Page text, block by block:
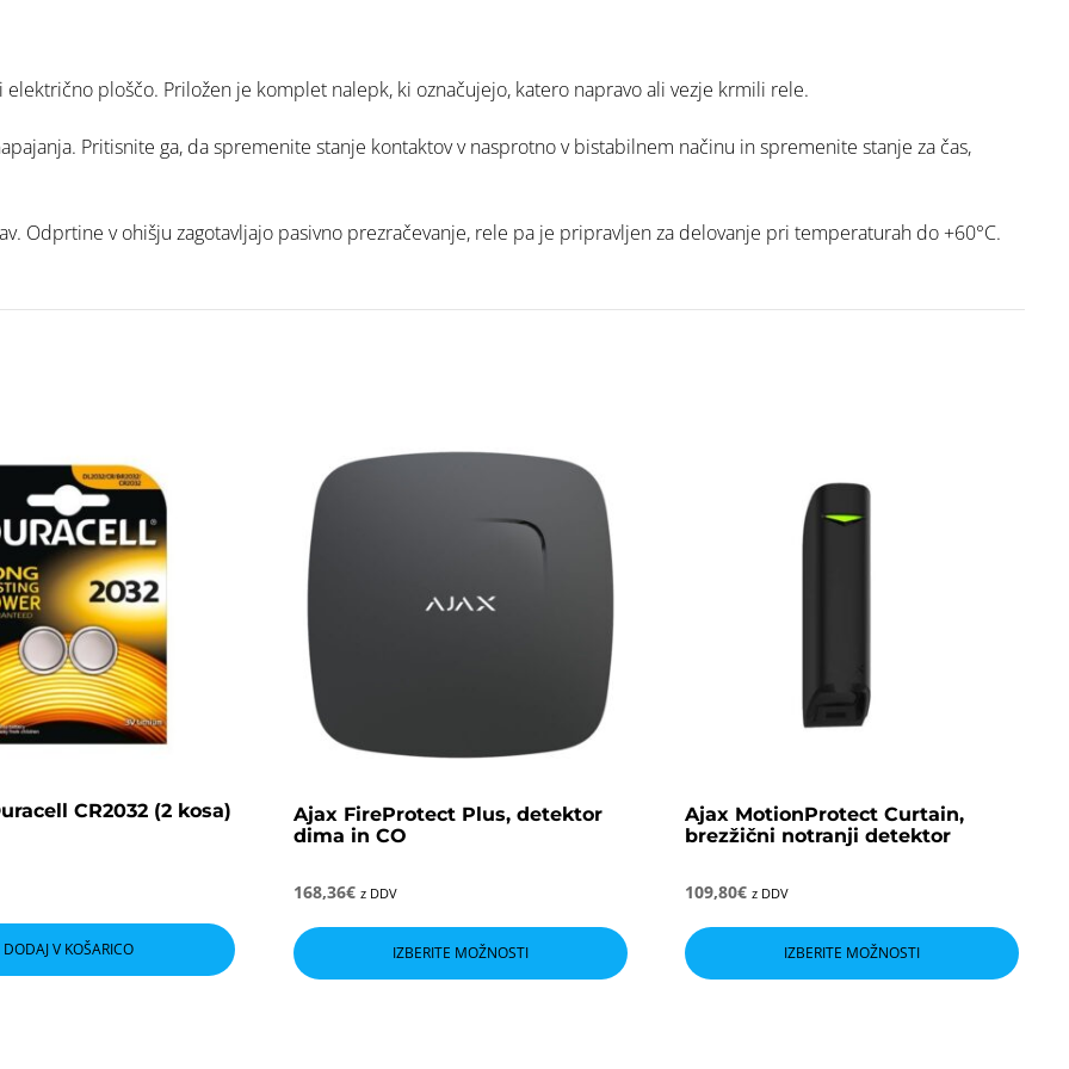
ploščo. Priložen je komplet nalepk, ki označujejo, katero napravo ali vezje krmili rele.
Pritisnite ga, da spremenite stanje kontaktov v nasprotno v bistabilnem načinu in spremenite stanje za čas,
Odprtine v ohišju zagotavljajo pasivno prezračevanje, rele pa je pripravljen za delovanje pri temperaturah do +60°C.
CR2032 (2 kosa)
DODAJ V KOŠARICO
Ajax FireProtect Plus, detektor
dima in CO
168,36€ z DDV
IZBERITE MOŽNOSTI
izdelek
ima
Ajax MotionProtect Curtain,
brezžični notranji detektor
109,80€ z DDV
IZBERITE MOŽNOSTI
ima